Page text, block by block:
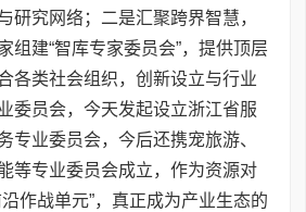
研究网络；二是汇聚跨界智慧，
组建“智库专家委员会”，提供顶层
各类社会组织，创新设立与行业
委员会，今天发起设立浙江省服
专业委员会，今后还携宠旅游、
等专业委员会成立，作为资源对
作战单元”，真正成为产业生态的